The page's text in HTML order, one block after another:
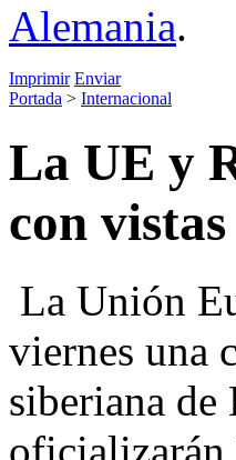
Alemania.
Imprimir Enviar
Portada > Internacional
La UE y
con
La Unión
viernes una
siberiana